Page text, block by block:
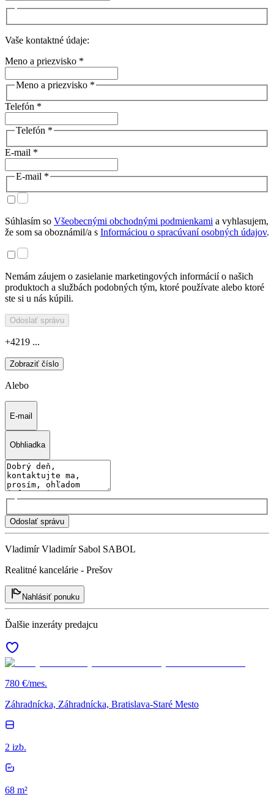
Vaše kontaktné údaje:
Meno a priezvisko *
Meno a priezvisko *
Telefón *
Telefón *
E-mail *
E-mail *
Súhlasím so Všeobecnými obchodnými podmienkami a vyhlasujem,
že som sa oboznámil/a s Informáciou o spracúvaní osobných údajov.
Nemám záujem o zasielanie marketingových informácií o našich
produktoch a službách podobných tým, ktoré používate alebo ktoré
ste si u nás kúpili.
Odoslať správu
+4219 ...
Zobraziť číslo
Alebo
E-mail
Obhliadka
Odoslať správu
Vladimír Vladimír Sabol SABOL
Realitné kancelárie - Prešov
Nahlásiť ponuku
Ďalšie inzeráty predajcu
780 €/mes.
Záhradnícka, Záhradnícka, Bratislava-Staré Mesto
2 izb.
68 m²